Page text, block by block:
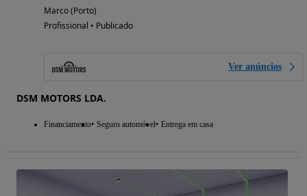
Marco (Porto)
Profissional • Publicado
Ver anúncios
DSM MOTORS LDA.
Financiamento Seguro automóvel Entrega em casa